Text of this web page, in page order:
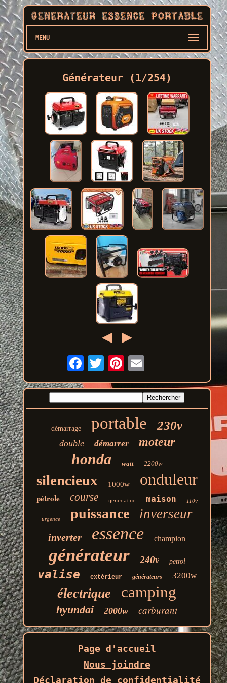
MENU
Générateur (1/254)
démarrage portable 230v
double démarrer moteur
honda watt 2200w
silencieux 1000w onduleur
pétrole course generator maison 110v
urgence puissance inverseur
inverter essence champion
générateur 240v petrol
valise extérieur générateurs 3200w
électrique camping
hyundai 2000w carburant
Page d'accueil
Nous joindre
Déclaration de confidentialité